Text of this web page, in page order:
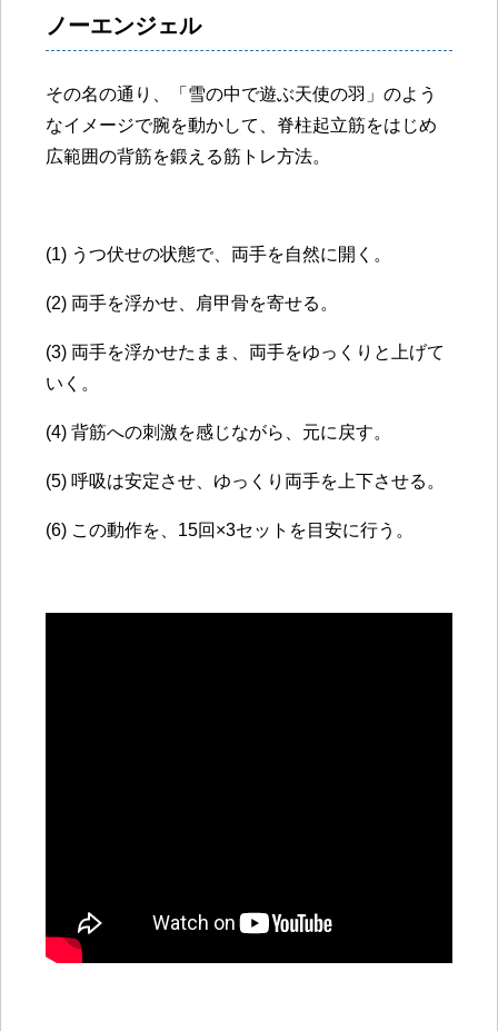
ノーエンジェル
その名の通り、「雪の中で遊ぶ天使の羽」のよう
なイメージで腕を動かして、脊柱起立筋をはじめ
広範囲の背筋を鍛える筋トレ方法。
(1) うつ伏せの状態で、両手を自然に開く。
(2) 両手を浮かせ、肩甲骨を寄せる。
(3) 両手を浮かせたまま、両手をゆっくりと上げて
いく。
(4) 背筋への刺激を感じながら、元に戻す。
(5) 呼吸は安定させ、ゆっくり両手を上下させる。
(6) この動作を、 15回×3セットを目安に行う。